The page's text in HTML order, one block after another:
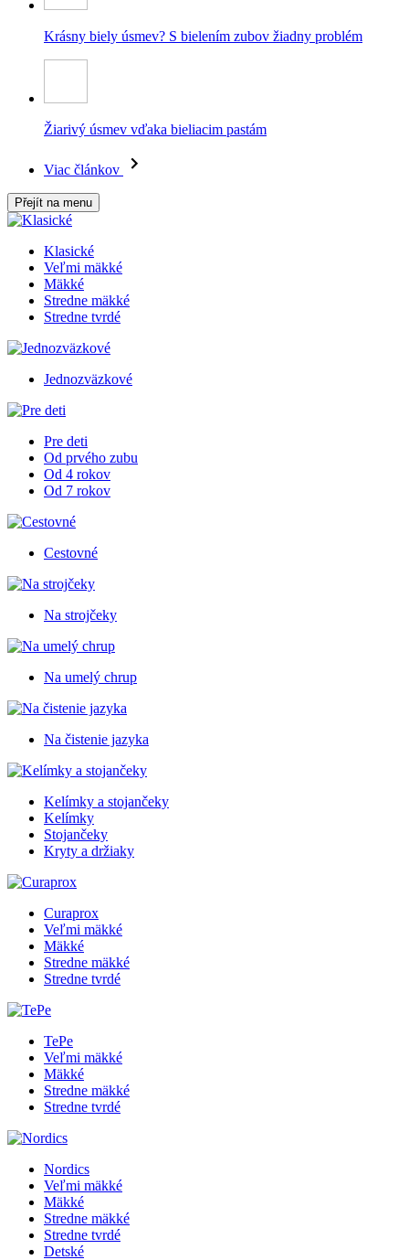
Krásny biely úsmev? S bielením zubov žiadny problém
Žiarivý úsmev vďaka bieliacim pastám
Viac článkov
Přejít na menu
Klasické
Veľmi mäkké
Mäkké
Stredne mäkké
Stredne tvrdé
Jednozväzkové
Pre deti
Od prvého zubu
Od 4 rokov
Od 7 rokov
Cestovné
Na strojčeky
Na umelý chrup
Na čistenie jazyka
Kelímky a stojančeky
Kelímky
Stojančeky
Kryty a držiaky
Curaprox
Veľmi mäkké
Mäkké
Stredne mäkké
Stredne tvrdé
TePe
Veľmi mäkké
Mäkké
Stredne mäkké
Stredne tvrdé
Nordics
Veľmi mäkké
Mäkké
Stredne mäkké
Stredne tvrdé
Detské